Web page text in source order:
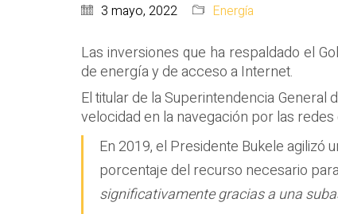
3 mayo, 2022 Energía
Las inversiones que ha respaldado el
de energía y de acceso a Internet.
El titular de la Superintendencia General
velocidad en la navegación por las
En 2019, el Presidente Bukele
porcentaje del recurso necesario
significativamente gracias a una